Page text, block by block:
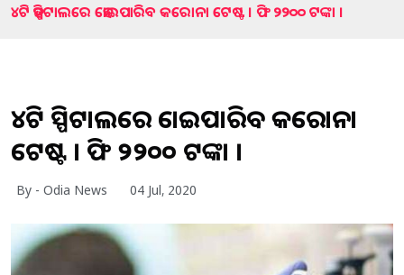
୪ଟି ହସ୍ପିଟାଲରେ ହୋଇପାରିବ କରୋନା ଟେଷ୍ଟ । ଫି ୨୨୦୦ ଟଙ୍କା ।
୪ଟି ହସ୍ପିଟାଲରେ ହୋଇପାରିବ କରୋନା
ଟେଷ୍ଟ । ଫି ୨୨୦୦ ଟଙ୍କା ।
By - Odia News 04 Jul, 2020